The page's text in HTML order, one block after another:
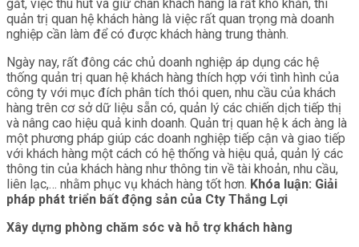
gắt, việc thu hút và giữ chân khách hàng là rất khó khăn, thì
quản trị quan hệ khách hàng là việc rất quan trọng mà doanh
nghiệp cần làm để có được khách hàng trung thành.
Ngày nay, rất đông các chủ doanh nghiệp áp dụng các hệ
thống quản trị quan hệ khách hàng thích hợp với tình hình của
công ty với mục đích phân tích thói quen, nhu cầu của khách
hàng trên cơ sở dữ liệu sẵn có, quản lý các chiến dịch tiếp thị
và nâng cao hiệu quả kinh doanh. Quản trị quan hệ k ách àng là
một phương pháp giúp các doanh nghiệp tiếp cận và giao tiếp
với khách hàng một cách có hệ thống và hiệu quả, quản lý các
thông tin của khách hàng như thông tin về tài khoản, nhu cầu,
liên lạc,… nhằm phục vụ khách hàng tốt hơn. Khóa luận: Giải
pháp phát triển bất động sản của Cty Thắng Lợi
Xây dựng phòng chăm sóc và hỗ trợ khách hàng